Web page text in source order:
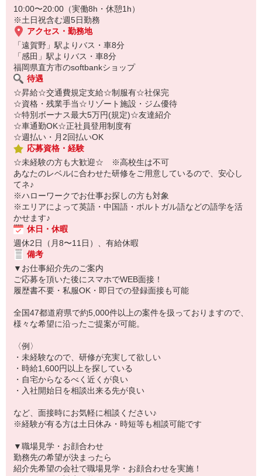
10:00〜20:00（実働8h・休憩1h）
※土日祝含む週5日勤務
アクセス・勤務地
「遠賀野」駅よりバス・車8分
「感田」駅よりバス・車8分
福岡県直方市のsoftbankショップ
待遇
☆昇給☆交通費規定支給☆制服有☆社保完
☆資格・残業手当☆リゾート施設・ジム優待
☆特別ボーナス最大5万円(規定)☆友達紹介
☆車通勤OK☆正社員登用制度有
☆週払い・月2回払いOK
応募資格・経験
☆未経験の方も大歓迎☆ ※高校生は不可
あなたのレベルに合わせた研修をご用意しているので、安心し
てネ♪
※ハローワークでお仕事お探しの方も対象
※エリアによって英語・中国語・ポルトガル語などの語学を活
かせます♪
休日・休暇
週休2日（月8〜11日）、有給休暇
備考
▼お仕事紹介先のご案内
ご応募を頂いた後にスマホでWEB面接！
履歴書不要・私服OK・即日での登録面接も可能
全国47都道府県で約5,000件以上の案件を扱っておりますので、
様々な希望に沿ったご提案が可能。
〈例〉
・未経験なので、研修が充実して欲しい
・時給1,600円以上を探している
・自宅からなるべく近くが良い
・入社開始日を相談出来る先が良い
など、面接時にお気軽に相談ください♪
※経験が有る方は土日休み・時短等も相談可能です
▼職場見学・お顔合わせ
勤務先の希望が決まったら
紹介先希望の会社で職場見学・お顔合わせを実施！